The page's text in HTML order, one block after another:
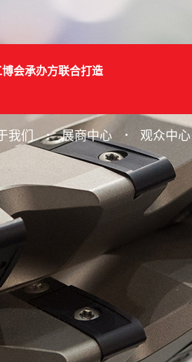
会承办方联合打造
我们 展商中心 观众中心